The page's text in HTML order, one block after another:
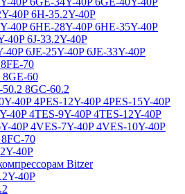
40P 6H-35.2Y-40P
40P 6HE-28Y-40P 6HE-35Y-40P
40P 6J-33.2Y-40P
40P 6JE-25Y-40P 6JE-33Y-40P
70
8GE-60
8GC-60.2
40P 4PES-12Y-40P 4PES-15Y-40P
40P 4TES-9Y-40P 4TES-12Y-40P
40P 4VES-7Y-40P 4VES-10Y-40P
70
40P
Bitzer
40P